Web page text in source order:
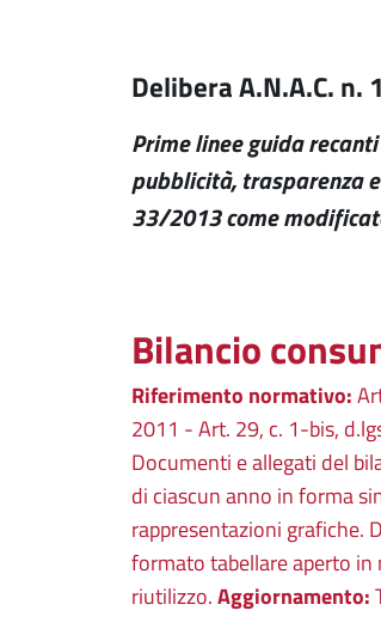
Delibera A.N.A.C.
Prime linee guida
pubblicità, trasparenza
33/2013 come
Bilancio
Riferimento normativo:
2011 - Art. 29, c. 1-bis,
Documenti e allegati del
di ciascun anno in forma
rappresentazioni grafiche.
formato tabellare aperto
riutilizzo.Aggiornamento: